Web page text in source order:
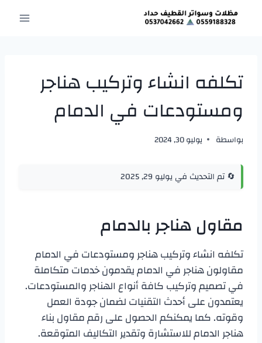
التجاوز
تكلفه انشاء وتركيب هناجر
ومستودعات في الدمام
بواسطة يوليو 30, 2024
🔄 تم التحديث في يوليو 29, 2025
مقاول هناجر بالدمام
تكلفه انشاء وتركيب هناجر ومستودعات في الدمام
مقاولون هناجر في الدمام يقدمون خدمات متكاملة
في تصميم وتركيب كافة أنواع الهناجر والمستودعات.
يعتمدون على أحدث التقنيات لضمان جودة العمل
وقوته. كما يمكنكم الحصول على رقم مقاول بناء
هناجر الدمام للاستشارة وتقدير التكاليف المتوقعة.